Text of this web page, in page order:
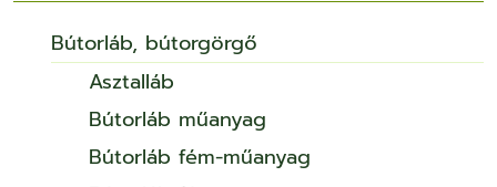
Bútorláb, bútorgörgő
Asztalláb
Bútorláb műanyag
Bútorláb fém-műanyag